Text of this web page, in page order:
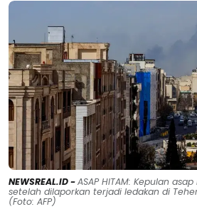
NEWSREAL.ID -ASAP HITAM: Kepulan
setelah dilaporkan terjadi ledakan di
(Foto: AFP)